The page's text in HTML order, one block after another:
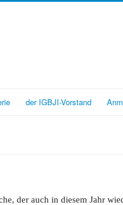
der IGBJI-Vorstand
der auch in diesem Jahr